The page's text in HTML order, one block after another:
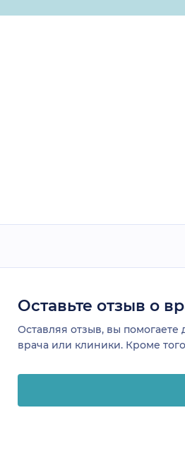
Оставьте отзыв о
Оставляя отзыв, вы
врача или клиники. Кроме